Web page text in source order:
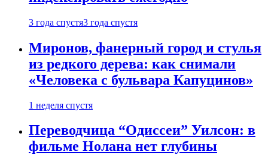
3 года спустя3 года спустя
Миронов, фанерный город и стулья
из редкого дерева: как снимали
«Человека с бульвара Капуцинов»
1 неделя спустя
Переводчица “Одиссеи” Уилсон: в
фильме Нолана нет глубины